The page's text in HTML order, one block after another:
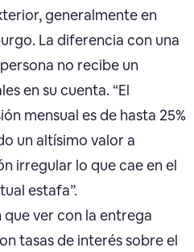
generalmente en
La diferencia con una
no recibe un
en su cuenta. “El
mensual es de hasta 25%
un altísimo valor a
irregular lo que cae en el
estafa”.
ver con la entrega
tasas de interés sobre el